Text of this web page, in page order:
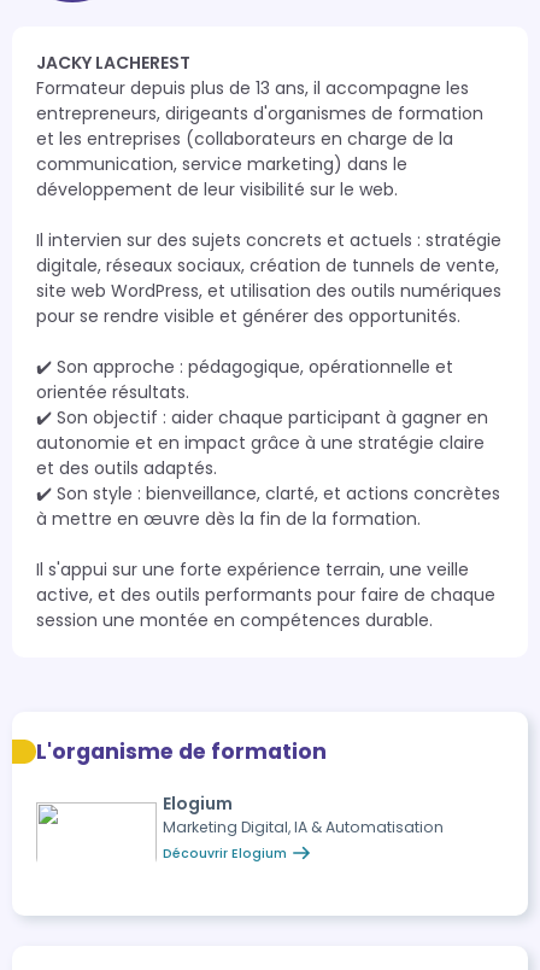
JACKY LACHEREST
Formateur depuis plus de 13 ans, il accompagne les
entrepreneurs, dirigeants d'organismes de formation
et les entreprises (collaborateurs en charge de la
communication, service marketing) dans le
développement de leur visibilité sur le web.
Il intervien sur des sujets concrets et actuels : stratégie
digitale, réseaux sociaux, création de tunnels de vente,
site web WordPress, et utilisation des outils numériques
pour se rendre visible et générer des opportunités.
✔️ Son approche : pédagogique, opérationnelle et
orientée résultats.
✔️ Son objectif : aider chaque participant à gagner en
autonomie et en impact grâce à une stratégie claire
et des outils adaptés.
✔️ Son style : bienveillance, clarté, et actions concrètes
à mettre en œuvre dès la fin de la formation.
Il s'appui sur une forte expérience terrain, une veille
active, et des outils performants pour faire de chaque
session une montée en compétences durable.
L'organisme de formation
Elogium
Marketing Digital, IA & Automatisation
Découvrir Elogium